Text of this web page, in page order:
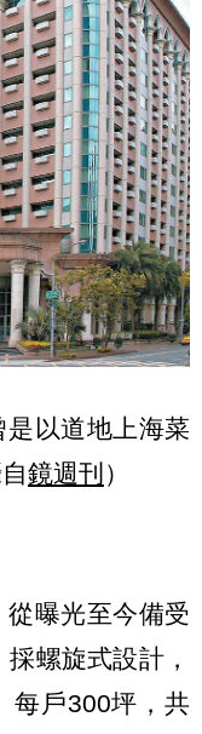
以道地上海菜
鏡週刊 ）
曝光至今備受
螺旋式設計，
每戶300坪，共